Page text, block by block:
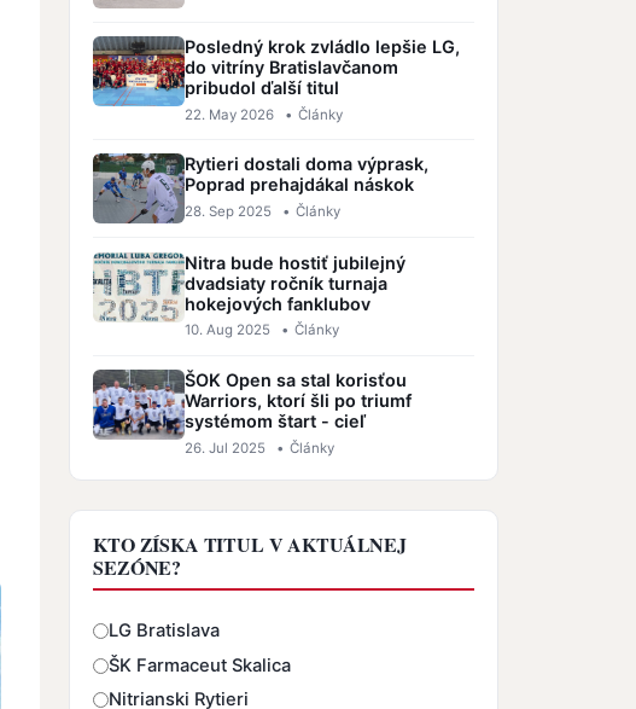
Posledný krok zvládlo lepšie LG,
do vitríny Bratislavčanom
pribudol ďalší titul
22. May 2026 • Články
Rytieri dostali doma výprask,
Poprad prehajdákal náskok
28. Sep 2025 • Články
Nitra bude hostiť jubilejný
dvadsiaty ročník turnaja
hokejových fanklubov
10. Aug 2025 • Články
ŠOK Open sa stal korisťou
Warriors, ktorí šli po triumf
systémom štart - cieľ
26. Jul 2025 • Články
KTO ZÍSKA TITUL V AKTUÁLNEJ
SEZÓNE?
Odpovede
LG Bratislava
ŠK Farmaceut Skalica
Nitrianski Rytieri